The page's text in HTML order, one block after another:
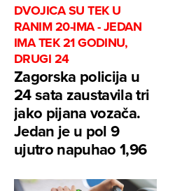
DVOJICA SU TEK U
RANIM 20-IMA - JEDAN
IMA TEK 21 GODINU,
DRUGI 24
Zagorska policija u
24 sata zaustavila tri
jako pijana vozača.
Jedan je u pol 9
ujutro napuhao 1,96